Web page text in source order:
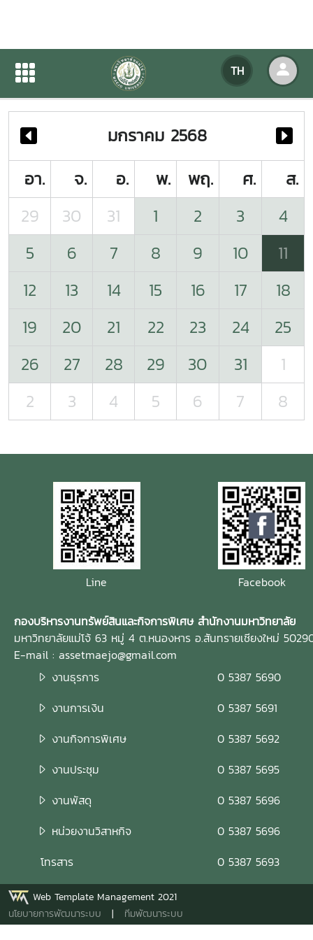
TH
ปฏิทินกิจกรรมของหน่วยงาน
ปฏิทินกิจกรรมของหน่วยงาน
มกราคม 2568
อา.
จ. อ. พ. พฤ. ศ.
ส.
29
30 31 1 2 3
4
5
6 7 8 9 10
11
12
13 14 15 16 17
18
19
20 21 22 23 24
25
26
27 28 29 30 31
1
2
3 4 5 6 7 8
Line Facebook
กองบริหารงานทรัพย์สินและกิจการพิเศษ สำนักงานมหาวิทยาลัย
มหาวิทยาลัยแม่โจ้ 63 หมู่ 4 ต.หนองหาร อ.สันทรายเชียงใหม่
E-mail : assetmaejo@gmail.com
งานธุรการ
0 5387 5690
งานการเงิน
0 5387 5691
งานกิจการพิเศษ
0 5387 5692
งานประชุม
0 5387 5695
งานพัสดุ
0 5387 5696
หน่วยงานวิสาหกิจ
0 5387 5696
โทรสาร
0 5387 5693
Web Template Management 2021
นโยบายการพัฒนาระบบ | ทีมพัฒนาระบบ